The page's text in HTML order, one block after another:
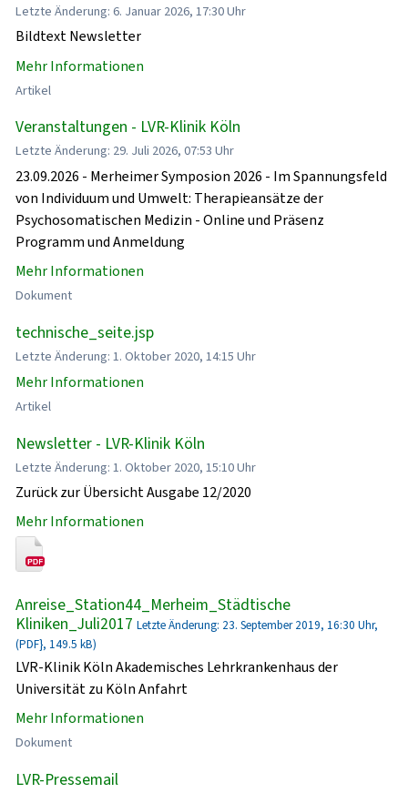
Letzte Änderung: 6. Januar 2026, 17:30 Uhr
Bildtext Newsletter
Mehr Informationen
Artikel
Veranstaltungen - LVR-Klinik Köln
Letzte Änderung: 29. Juli 2026, 07:53 Uhr
23.09.2026 - Merheimer Symposion 2026 - Im Spannungsfeld
von Individuum und Umwelt: Therapieansätze der
Psychosomatischen Medizin - Online und Präsenz
Programm und Anmeldung
Mehr Informationen
Dokument
technische_seite.jsp
Letzte Änderung: 1. Oktober 2020, 14:15 Uhr
Mehr Informationen
Artikel
Newsletter - LVR-Klinik Köln
Letzte Änderung: 1. Oktober 2020, 15:10 Uhr
Zurück zur Übersicht Ausgabe 12/2020
Mehr Informationen
Anreise_Station44_Merheim_Städtische
Kliniken_Juli2017 Letzte Änderung: 23. September 2019, 16:30 Uhr,
(PDF}, 149.5 kB)
LVR-Klinik Köln Akademisches Lehrkrankenhaus der
Universität zu Köln Anfahrt
Mehr Informationen
Dokument
LVR-Pressemail